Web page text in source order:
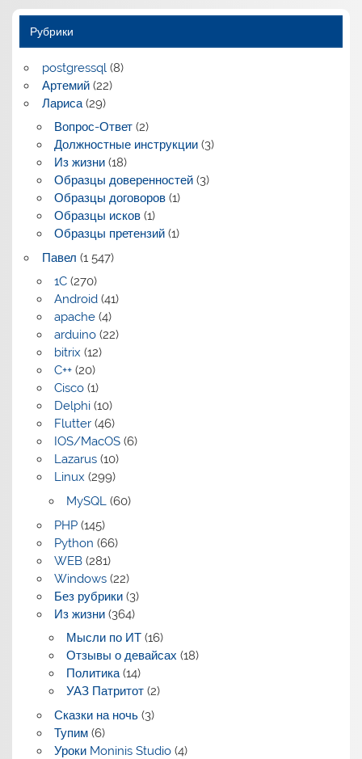
Рубрики
postgressql (8)
Артемий(22)
Лариса(29)
Вопрос-Ответ(2)
Должностные инструкции(3)
Из жизни(18)
Образцы доверенностей(3)
Образцы договоров(1)
Образцы исков(1)
Образцы претензий(1)
Павел (1 547)
1C(270)
Android(41)
apache(4)
arduino(22)
bitrix (12)
C++(20)
Cisco(1)
Delphi(10)
Flutter(46)
IOS/MacOS(6)
Lazarus(10)
Linux (299)
MySQL(60)
PHP(145)
Python (66)
WEB(281)
Windows(22)
Без рубрики(3)
Из жизни(364)
Мысли по ИТ(16)
Отзывы о девайсах (18)
Политика(14)
УАЗ Патритот(2)
Сказки на ночь(3)
Тупим(6)
Уроки Moninis Studio(4)